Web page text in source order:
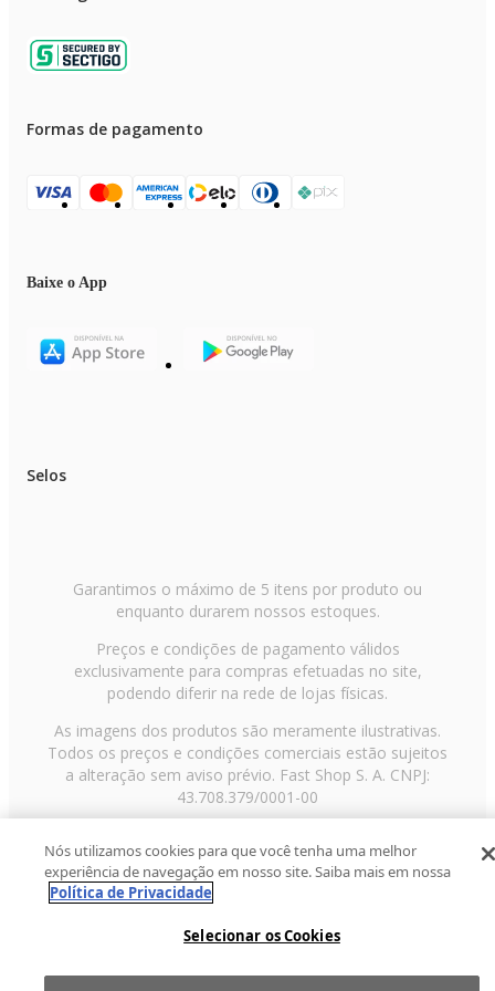
Formas de pagamento
Baixe o App
Selos
Garantimos o máximo de 5 itens por produto ou
enquanto durarem nossos estoques.
Preços e condições de pagamento válidos
exclusivamente para compras efetuadas no site,
podendo diferir na rede de lojas físicas.
As imagens dos produtos são meramente ilustrativas.
Todos os preços e condições comerciais estão sujeitos
a alteração sem aviso prévio. Fast Shop S. A. CNPJ:
43.708.379/0001-00
Paulo/SP, CEP 02029-001, Telefone: 11 3003-3728 ©
2013 Fast Shop - Todos os direitos reservadosRF
Nós utilizamos cookies para que você tenha uma melhor
experiência de navegação em nosso site. Saiba mais em nossa
Política de Privacidade
Selecionar os Cookies